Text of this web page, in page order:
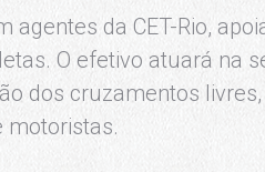
agentes da CET-Rio,
O efetivo atuará na
dos cruzamentos
motoristas.